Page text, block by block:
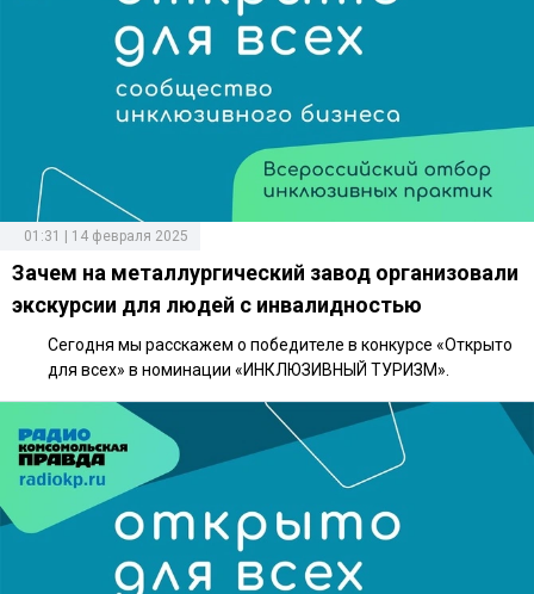
01:31 | 14 февраля 2025
Зачем на металлургический завод организовали
экскурсии для людей с инвалидностью
Сегодня мы расскажем о победителе в конкурсе «Открыто
для всех» в номинации «ИНКЛЮЗИВНЫЙ ТУРИЗМ».